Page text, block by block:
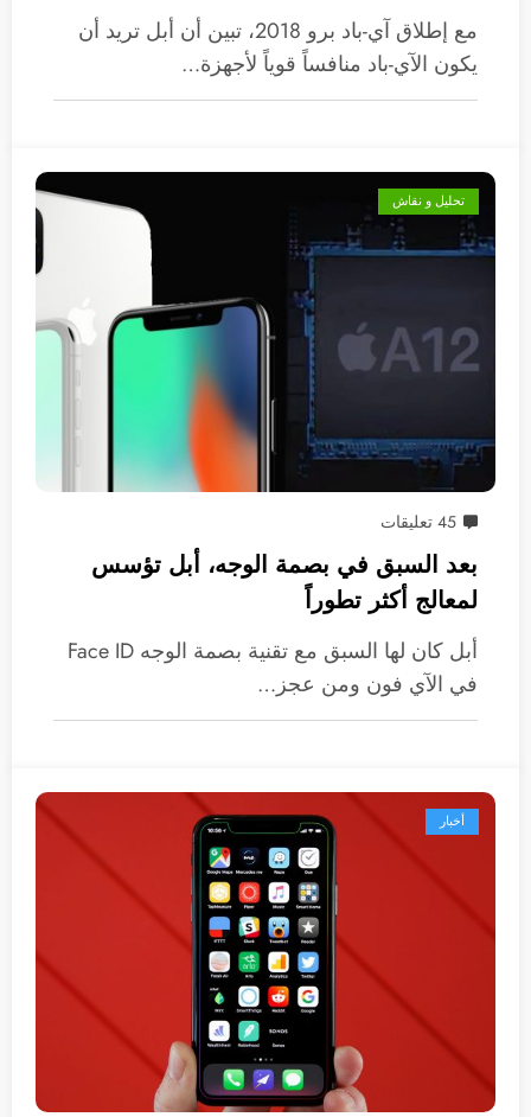
مع إطلاق آي-باد برو 2018، تبين أن أبل تريد أن
يكون الآي-باد منافساً قوياً لأجهزة…
تحليل و نقاش
45 تعليقات
بعد السبق في بصمة الوجه، أبل تؤسس
لمعالج أكثر تطوراً
أبل كان لها السبق مع تقنية بصمة الوجه Face ID
في الآي فون ومن عجز…
أخبار